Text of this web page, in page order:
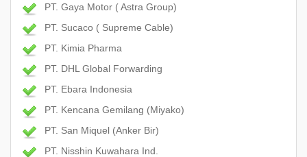
PT. Gaya Motor ( Astra Group)
PT. Sucaco ( Supreme Cable)
PT. Kimia Pharma
PT. DHL Global Forwarding
PT. Ebara Indonesia
PT. Kencana Gemilang (Miyako)
PT. San Miquel (Anker Bir)
PT. Nisshin Kuwahara Ind.